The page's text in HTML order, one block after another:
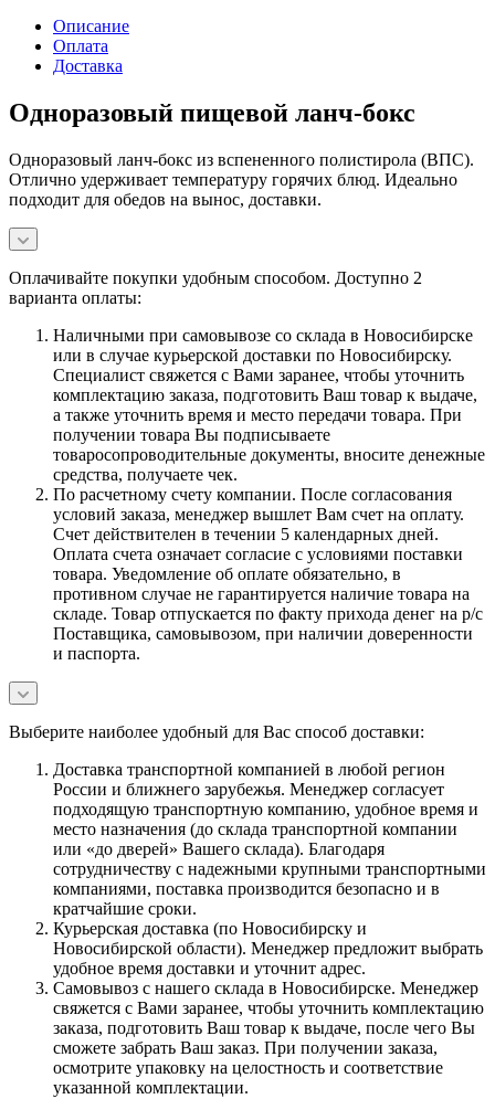
Описание
Оплата
Доставка
Одноразовый пищевой ланч-бокс
Одноразовый ланч-бокс из вспененного полистирола (ВПС).
Отлично удерживает температуру горячих блюд. Идеально
подходит для обедов на вынос, доставки.
Оплачивайте покупки удобным способом. Доступно 2
варианта оплаты:
Наличными при самовывозе со склада в Новосибирске
или в случае курьерской доставки по Новосибирску.
Специалист свяжется с Вами заранее, чтобы уточнить
комплектацию заказа, подготовить Ваш товар к выдаче,
а также уточнить время и место передачи товара. При
получении товара Вы подписываете
товаросопроводительные документы, вносите денежные
средства, получаете чек.
По расчетному счету компании. После согласования
условий заказа, менеджер вышлет Вам счет на оплату.
Счет действителен в течении 5 календарных дней.
Оплата счета означает согласие с условиями поставки
товара. Уведомление об оплате обязательно, в
противном случае не гарантируется наличие товара на
складе. Товар отпускается по факту прихода денег на р/с
Поставщика, самовывозом, при наличии доверенности
и паспорта.
Выберите наиболее удобный для Вас способ доставки:
Доставка транспортной компанией в любой регион
России и ближнего зарубежья. Менеджер согласует
подходящую транспортную компанию, удобное время и
место назначения (до склада транспортной компании
или «до дверей» Вашего склада). Благодаря
сотрудничеству с надежными крупными транспортными
компаниями, поставка производится безопасно и в
кратчайшие сроки.
Курьерская доставка (по Новосибирску и
Новосибирской области). Менеджер предложит выбрать
удобное время доставки и уточнит адрес.
Самовывоз с нашего склада в Новосибирске. Менеджер
свяжется с Вами заранее, чтобы уточнить комплектацию
заказа, подготовить Ваш товар к выдаче, после чего Вы
сможете забрать Ваш заказ. При получении заказа,
осмотрите упаковку на целостность и соответствие
указанной комплектации.